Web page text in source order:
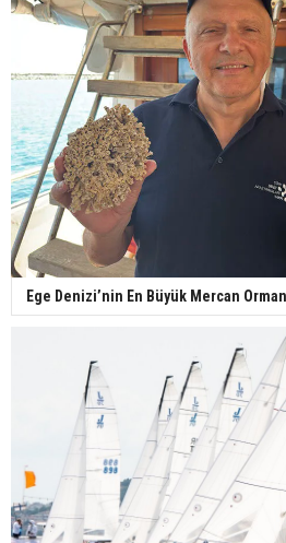
Ege Denizi’nin En Büyük Mercan